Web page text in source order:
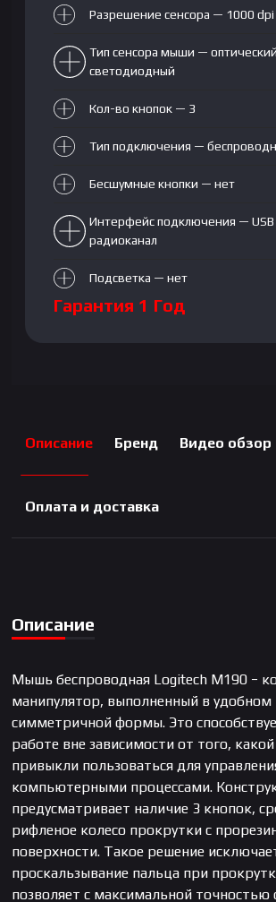
Разрешение сенсора — 1000 dpi
Тип сенсора мыши — оптический
светодиодный
Кол-во кнопок — 3
Тип подключения —
Бесшумные кнопки — нет
Интерфейс подключения — USB
радиоканал
Подсветка — нет
Гарантия 1 Год
Описание Бренд Видео обзор
Оплата и доставка
Описание
Мышь беспроводная Logitech M190 −
манипулятор, выполненный в удобном
симметричной формы. Это
работе вне зависимости от того,
привыкли пользоваться для
компьютерными процессами.
предусматривает наличие 3 кнопок,
рифленое колесо прокрутки с
поверхности. Такое решение
проскальзывание пальца при
позволяет с максимальной точностью